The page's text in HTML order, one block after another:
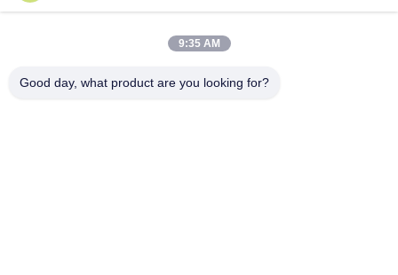
9:35 AM
Good day, what product are you looking for?